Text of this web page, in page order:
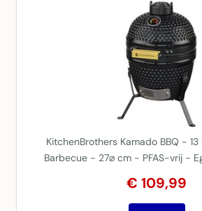
KitchenBrothers Kamado BBQ -
Barbecue - 27⌀ cm - PFAS-vrij -
€ 109,99